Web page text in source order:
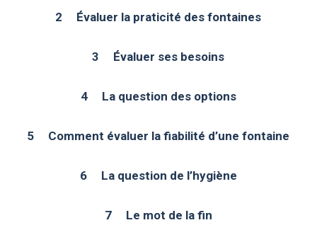
2 Évaluer la praticité des fontaines
3 Évaluer ses besoins
4 La question des options
5 Comment évaluer la fiabilité d’une fontaine
6 La question de l’hygiène
7 Le mot de la fin